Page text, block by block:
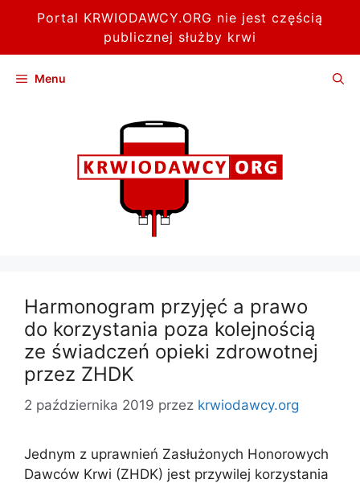
Portal KRWIODAWCY.ORG nie jest częścią
publicznej służby krwi
Menu
Harmonogram przyjęć a prawo
do korzystania poza kolejnością
ze świadczeń opieki zdrowotnej
przez ZHDK
2 października 2019 przez krwiodawcy.org
Jednym z uprawnień Zasłużonych Honorowych
Dawców Krwi (ZHDK) jest przywilej korzystania